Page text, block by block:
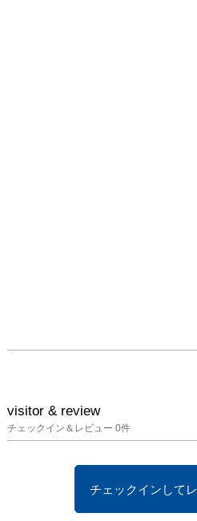
visitor & review
チェックイン＆レビュー 0件
チェックインして